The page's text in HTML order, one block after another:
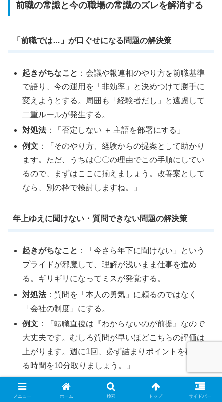
前職の常識と今の職場の常識のズレを解消する
「前職では…」が口ぐせになる問題の解決策
起きがちなこと ：会議や報連相のやり方を前職基準
で語り、今の運用を「非効率」と決めつけて勝手に
変えようとする。周囲も「経験者だし」と遠慮して
二重ルールが発生する。
対処法：「否定しない ＋ 主語を部署にする」
例文 ：「そのやり方、経験からの提案として助かり
ます。ただ、うちは〇〇の理由でこの手順にしてい
るので、まずはここに揃えましょう。改善案として
なら、別の枠で検討しますね。」
年上ゆえに聞けない・質問できない問題の解決策
起きがちなこと ：「今さら年下に聞けない」という
プライドが邪魔して、理解が浅いまま仕事を進め
る。ギリギリになってミスが発覚する。
対処法：質問を「本人の勇気」に頼るのではなく
「会社の制度」にする。
例文 ：「転職直後は『わからないのが前提』なので
大丈夫です。むしろ質問が早いほどこちらの評価は
上がります。週に1回、必ず詰まりポイントを確認す
る時間を10分取りましょう。」
ルールより裁量で動く問題の解決策
メニュー ホーム 検索 トップ サイドバー